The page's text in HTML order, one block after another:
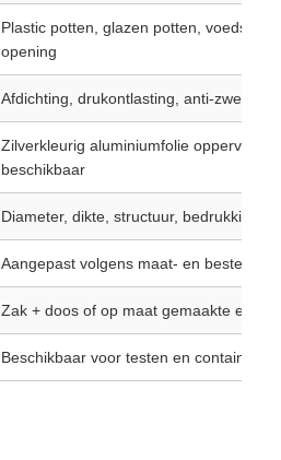
Plastic potten, glazen potten,
opening
Afdichting, drukontlasting, anti-zwelling,
Zilverkleurig aluminiumfolie oppervlak /
beschikbaar
Diameter, dikte, structuur, bedrukking,
Aangepast volgens maat- en
Zak + doos of op maat gemaakte
Beschikbaar voor testen en